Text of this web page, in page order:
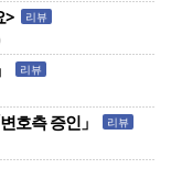
> 리뷰
리뷰
호측 증인」 리뷰